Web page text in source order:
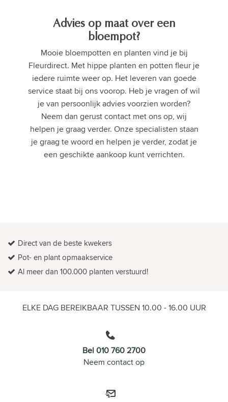
Advies op maat over een
bloempot?
Mooie bloempotten en planten vind je bij
Fleurdirect. Met hippe planten en potten fleur je
iedere ruimte weer op. Het leveren van goede
service staat bij ons voorop. Heb je vragen of wil
je van persoonlijk advies voorzien worden?
Neem dan gerust contact met ons op, wij
helpen je graag verder. Onze specialisten staan
je graag te woord en helpen je verder, zodat je
een geschikte aankoop kunt verrichten.
Direct van de beste kwekers
Pot- en plant opmaakservice
Al meer dan 100.000 planten verstuurd!
ELKE DAG BEREIKBAAR TUSSEN 10.00 - 16.00 UUR
Bel 010 760 2700
Neem contact op